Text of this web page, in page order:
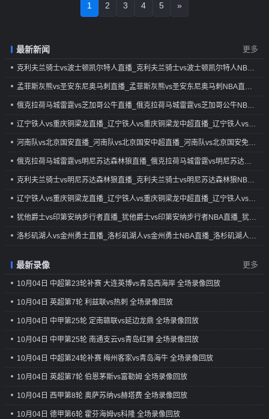
1 2 3 4 5 »
最新新闻 更多
克利夫兰骑士vs波士顿凯尔特人直播_克利夫兰骑士vs波士顿凯尔特人NBA直播_克利夫兰骑士vs波士顿凯尔特人免费在线直播
孟菲斯灰熊vs圣安东尼奥马刺直播_孟菲斯灰熊vs圣安东尼奥马刺NBA直播_孟菲斯灰熊vs圣安东尼奥马刺免费在线直播
俄克拉荷马城雷霆vs芝加哥公牛直播_俄克拉荷马城雷霆vs芝加哥公牛NBA直播_俄克拉荷马城雷霆vs芝加哥公牛免费在线直播
辽宁铁人vs重庆铜梁龙直播_辽宁铁人vs重庆铜梁龙中超直播_辽宁铁人vs重庆铜梁龙免费在线直播
河南队vs北京国安直播_河南队vs北京国安中超直播_河南队vs北京国安免费在线直播
俄克拉荷马城雷霆vs明尼苏达森林狼直播_俄克拉荷马城雷霆vs明尼苏达森林狼NBA直播_俄克拉荷马城雷霆vs明尼苏达森林狼免费在线直播
克利夫兰骑士vs明尼苏达森林狼直播_克利夫兰骑士vs明尼苏达森林狼NBA直播_克利夫兰骑士vs明尼苏达森林狼免费在线直播
辽宁铁人vs重庆铜梁龙直播_辽宁铁人vs重庆铜梁龙中超直播_辽宁铁人vs重庆铜梁龙免费在线直播
犹他爵士vs印第安纳步行者直播_犹他爵士vs印第安纳步行者NBA直播_犹他爵士vs印第安纳步行者免费在线直播
洛杉矶湖人vs金州勇士直播_洛杉矶湖人vs金州勇士NBA直播_洛杉矶湖人vs金州勇士免费在线直播
最新录像 更多
10月04日 中超第23轮补赛 大连英博vs青岛西海岸 全场录像回放
10月04日 英超第7轮 利兹联vs热刺 全场录像回放
10月04日 中甲第25轮 定南赣联vs延边龙鼎 全场录像回放
10月04日 中甲第25轮 南通支云vs青岛红狮 全场录像回放
10月04日 中超第24轮补赛 梅州客家vs青岛海牛 全场录像回放
10月04日 英超第7轮 伯恩茅斯vs富勒姆 全场录像回放
10月04日 西甲第8轮 奥萨苏纳vs赫塔费 全场录像回放
10月04日 德甲第6轮 霍芬海姆vs科隆 全场录像回放